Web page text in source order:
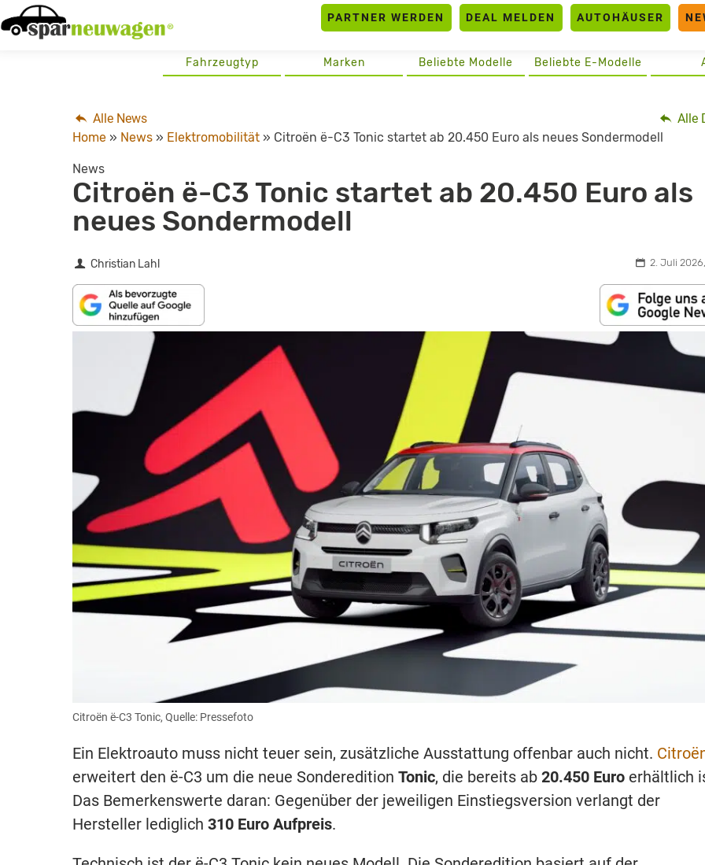
Skip
to
PARTNER WERDEN DEAL MELDEN AUTOHÄUSER
Beliebte E-Modelle
Beliebte Modelle
Marken
Fahrzeugtyp
Alle
Alle News
Home » News » Elektromobilität » Citroën ë-C3 Tonic startet ab 20.450 Euro als neues Sondermodell
News
Citroën ë-C3 Tonic startet ab 20.450 Euro als
neues Sondermodell
Christian Lahl 2. Juli
Citroën ë-C3 Tonic, Quelle: Pressefoto
Ein Elektroauto muss nicht teuer sein, zusätzliche Ausstattung offenbar auch nicht.
erweitert den ë-C3 um die neue Sonderedition Tonic, die bereits ab 20.450 Euro erhältlich
Das Bemerkenswerte daran: Gegenüber der jeweiligen Einstiegsversion verlangt der
Hersteller lediglich 310 Euro Aufpreis.